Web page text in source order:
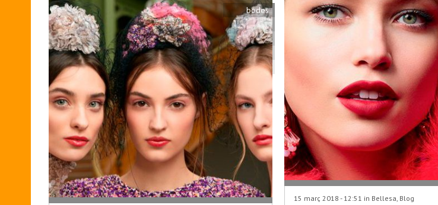
bodes
15 març 2018 - 12:51 in Bellesa, Blog